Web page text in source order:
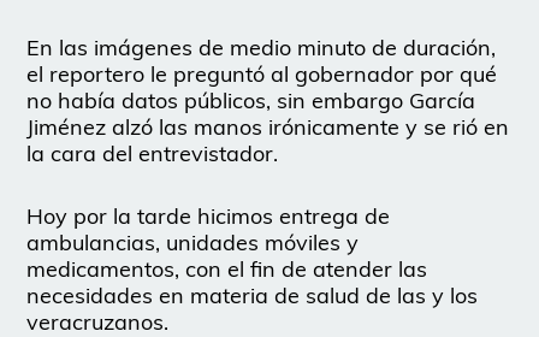
En las imágenes de medio minuto de duración,
el reportero le preguntó al gobernador por qué
no había datos públicos, sin embargo García
Jiménez alzó las manos irónicamente y se rió en
la cara del entrevistador.
Hoy por la tarde hicimos entrega de
ambulancias, unidades móviles y
medicamentos, con el fin de atender las
necesidades en materia de salud de las y los
veracruzanos.